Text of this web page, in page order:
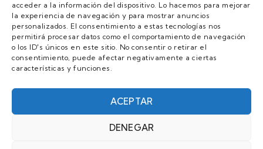
acceder a la información del dispositivo. Lo hacemos para mejorar
la experiencia de navegación y para mostrar anuncios
personalizados. El consentimiento a estas tecnologías nos
permitirá procesar datos como el comportamiento de navegación
o los ID's únicos en este sitio. No consentir o retirar el
consentimiento, puede afectar negativamente a ciertas
características y funciones.
ACEPTAR
DENEGAR
MENU
Quienes Somos
Guias
Contacto
Únete